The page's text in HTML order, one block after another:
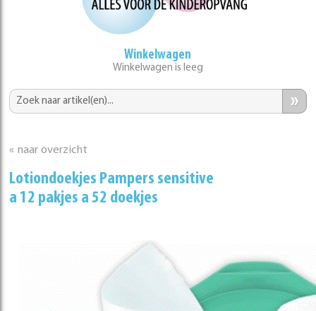
Winkelwagen
Winkelwagen is leeg
»
« naar overzicht
Lotiondoekjes Pampers sensitive
a 12 pakjes a 52 doekjes